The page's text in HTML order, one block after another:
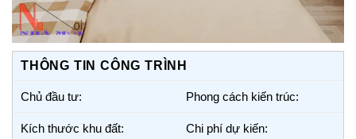
THÔNG TIN CÔNG TRÌNH
Chủ đầu tư: Phong cách kiến trúc:
Kích thước khu đất: Chi phí dự kiến: